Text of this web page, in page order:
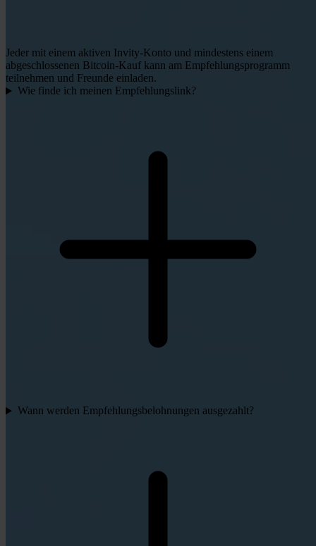
Jeder mit einem aktiven Invity-Konto und mindestens einem
abgeschlossenen Bitcoin-Kauf kann am Empfehlungsprogramm
teilnehmen und Freunde einladen.
Wie finde ich meinen Empfehlungslink?
Wann werden Empfehlungsbelohnungen ausgezahlt?